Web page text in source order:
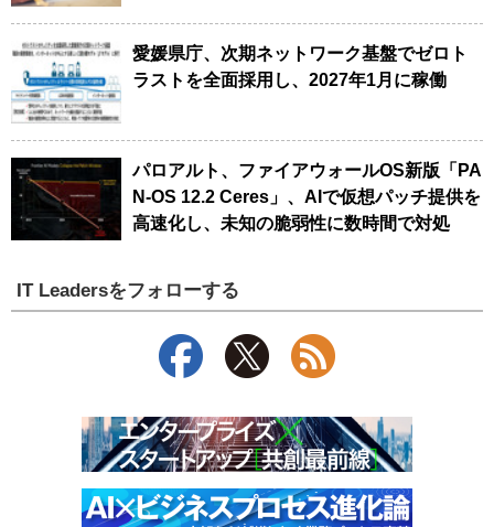
愛媛県庁、次期ネットワーク基盤でゼロト
ラストを全面採用し、2027年1月に稼働
パロアルト、ファイアウォールOS新版「PA
N-OS 12.2 Ceres」、AIで仮想パッチ提供を
高速化し、未知の脆弱性に数時間で対処
IT Leadersをフォローする